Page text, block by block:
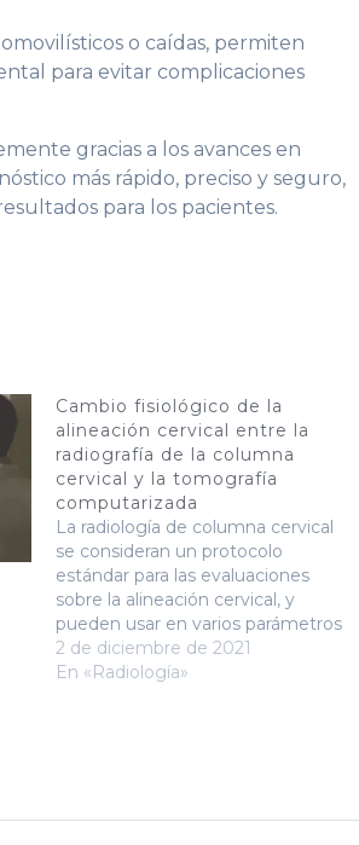
o caídas, permiten
para evitar complicaciones
gracias a los avances en
más rápido, preciso y seguro,
para los pacientes.
Cambio fisiológico de la
alineación cervical entre la
radiografía de la columna
cervical y la tomografía
computarizada
La radiología de columna cervical
se consideran un protocolo
estándar para las evaluaciones
sobre la alineación cervical, y
pueden usar en varios parámetros
radiológicos en los que
determinan el equilibrio sagital
2 de diciembre de 2021
En «Radiología»